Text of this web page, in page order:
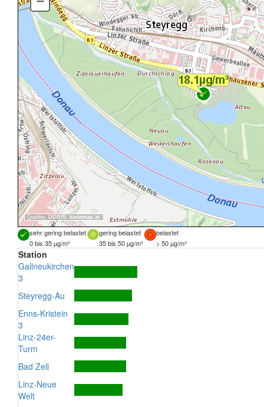
Quellen: DORIS, basemap.at
sehr gering belastet gering belastet
belastet
0 bis 35 µg/m³
35 bis 50 µg/m³ > 50 µg/m³
Station
Gallneukirchen
3
Steyregg-Au
Enns-Kristein
3
Linz-24er-
Turm
Bad Zell
Linz-Neue
Welt